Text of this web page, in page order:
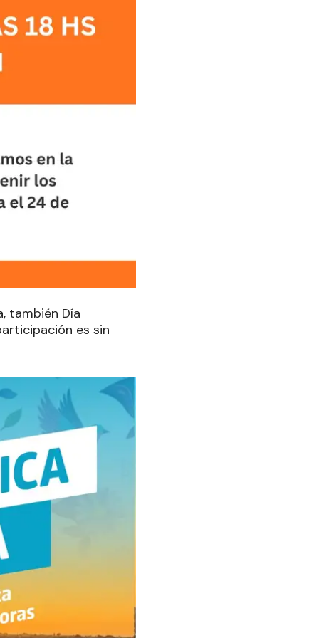
también Día
es sin